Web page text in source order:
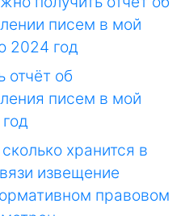
писем в мой
2024 год
отчёт об
писем в мой
хранится в
извещение
правовом